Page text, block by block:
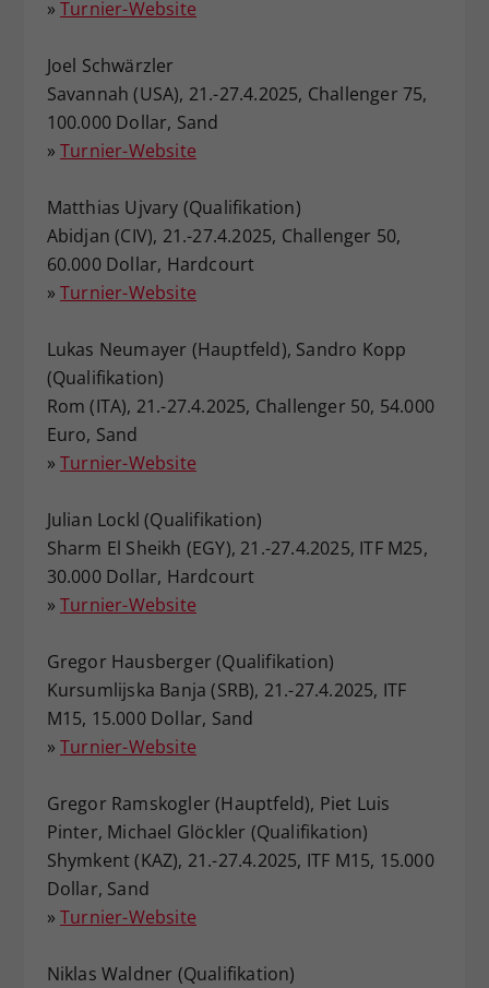
» Turnier-Website
Joel Schwärzler
Savannah (USA), 21.-27.4.2025, Challenger 75,
100.000 Dollar, Sand
» Turnier-Website
Matthias Ujvary (Qualifikation)
Abidjan (CIV), 21.-27.4.2025, Challenger 50,
60.000 Dollar, Hardcourt
» Turnier-Website
Lukas Neumayer (Hauptfeld), Sandro Kopp
(Qualifikation)
Rom (ITA), 21.-27.4.2025, Challenger 50, 54.000
Euro, Sand
» Turnier-Website
Julian Lockl (Qualifikation)
Sharm El Sheikh (EGY), 21.-27.4.2025, ITF M25,
30.000 Dollar, Hardcourt
» Turnier-Website
Gregor Hausberger (Qualifikation)
Kursumlijska Banja (SRB), 21.-27.4.2025, ITF
M15, 15.000 Dollar, Sand
» Turnier-Website
Gregor Ramskogler (Hauptfeld), Piet Luis
Pinter, Michael Glöckler (Qualifikation)
Shymkent (KAZ), 21.-27.4.2025, ITF M15, 15.000
Dollar, Sand
» Turnier-Website
Niklas Waldner (Qualifikation)
Zweck
zufällig generierte ID, für die
historische Speicherung Ihrer
vorgenommen Einstellungen, falls der
Webseiten-Betreiber dies eingestellt